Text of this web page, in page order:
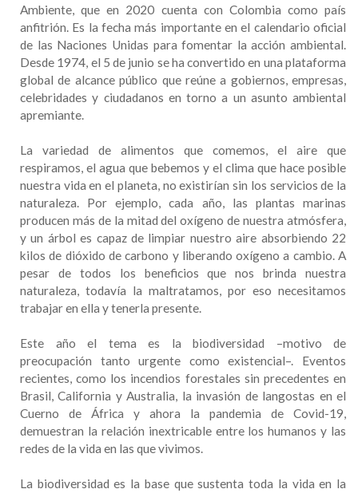
Ambiente, que en 2020 cuenta con Colombia como país
anfitrión. Es la fecha más importante en el calendario oficial
de las Naciones Unidas para fomentar la acción ambiental.
Desde 1974, el 5 de junio se ha convertido en una plataforma
global de alcance público que reúne a gobiernos, empresas,
celebridades y ciudadanos en torno a un asunto ambiental
apremiante.
La variedad de alimentos que comemos, el aire que
respiramos, el agua que bebemos y el clima que hace posible
nuestra vida en el planeta, no existirían sin los servicios de la
naturaleza. Por ejemplo, cada año, las plantas marinas
producen más de la mitad del oxígeno de nuestra atmósfera,
y un árbol es capaz de limpiar nuestro aire absorbiendo 22
kilos de dióxido de carbono y liberando oxígeno a cambio. A
pesar de todos los beneficios que nos brinda nuestra
naturaleza, todavía la maltratamos, por eso necesitamos
trabajar en ella y tenerla presente.
Este año el tema es la biodiversidad –motivo de
preocupación tanto urgente como existencial–. Eventos
recientes, como los incendios forestales sin precedentes en
Brasil, California y Australia, la invasión de langostas en el
Cuerno de África y ahora la pandemia de Covid-19,
demuestran la relación inextricable entre los humanos y las
redes de la vida en las que vivimos.
La biodiversidad es la base que sustenta toda la vida en la